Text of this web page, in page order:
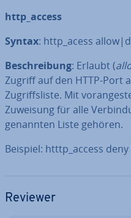
http_access
Syntax: http_acess
Be­schrei­bung: Erlaubt (
Zugriff auf den HTTP-Port
Zu­griffs­lis­te. Mit
Zuweisung für alle
genannten Liste gehören.
Beispiel: htttp_access deny
Reviewer